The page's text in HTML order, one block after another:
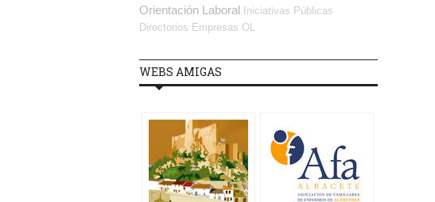
Orientación Laboral Iniciativas Públicas
Directorios Empresas OL
WEBS AMIGAS